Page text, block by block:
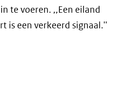
te voeren. ,,Een eiland
is een verkeerd signaal.''